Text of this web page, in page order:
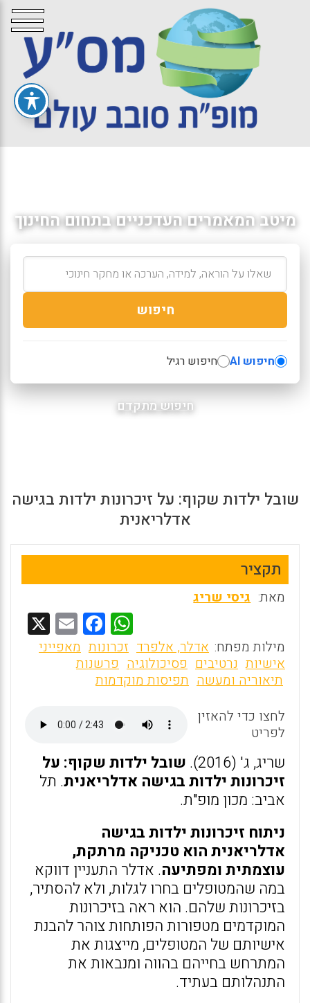
מיטב המאמרים העדכניים בתחום החינוך
חיפוש
חיפוש AI חיפוש רגיל
חיפוש מתקדם
שובל ילדות שקוף: על זיכרונות ילדות בגישה
אדלריאנית
תקציר
מאת: גיסי שריג
W
h
at
s
A
p
p
F
a
ce
o
o
k
E
m מילות מפתח: אדלר, אלפרד זכרונות מאפייני
אישיות נרטיבים פסיכולוגיה פרשנות
תיאוריה ומעשה תפיסות מוקדמות
לחצו כדי להאזין
לפריט
שריג, ג' (2016).
שובל ילדות שקוף: על
זיכרונות ילדות בגישה אדלריאנית. תל
אביב: מכון מופ"ת.
ניתוח זיכרונות ילדות בגישה
אדלריאנית הוא טכניקה מרתקת,
עוצמתית ומפתיעה. אדלר התעניין דווקא
במה שהמטופלים בחרו לגלות, ולא להסתיר,
בזיכרונות שלהם. הוא ראה בזיכרונות
המוקדמים מטפורות הפותחות צוהר להבנת
אישיותם של המטופלים, מייצגות את
המתרחש בחייהם בהווה ומנבאות את
התנהלותם בעתיד.